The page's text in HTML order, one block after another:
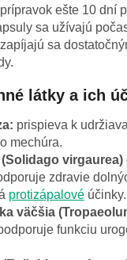
ešte 10 dní
sa užívajú
sa
látky a ich
prispieva k
mechúra.
virgaurea)
zdravie
protizápalové účinky.
väčšia
funkciu